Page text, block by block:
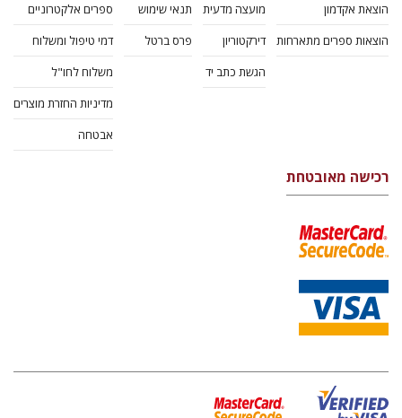
הוצאת אקדמון
הוצאות ספרים מתארחות
מועצה מדעית
דירקטוריון
הגשת כתב יד
תנאי שימוש
פרס ברטל
ספרים אלקטרוניים
דמי טיפול ומשלוח
משלוח לחו"ל
מדיניות החזרת מוצרים
אבטחה
רכישה מאובטחת